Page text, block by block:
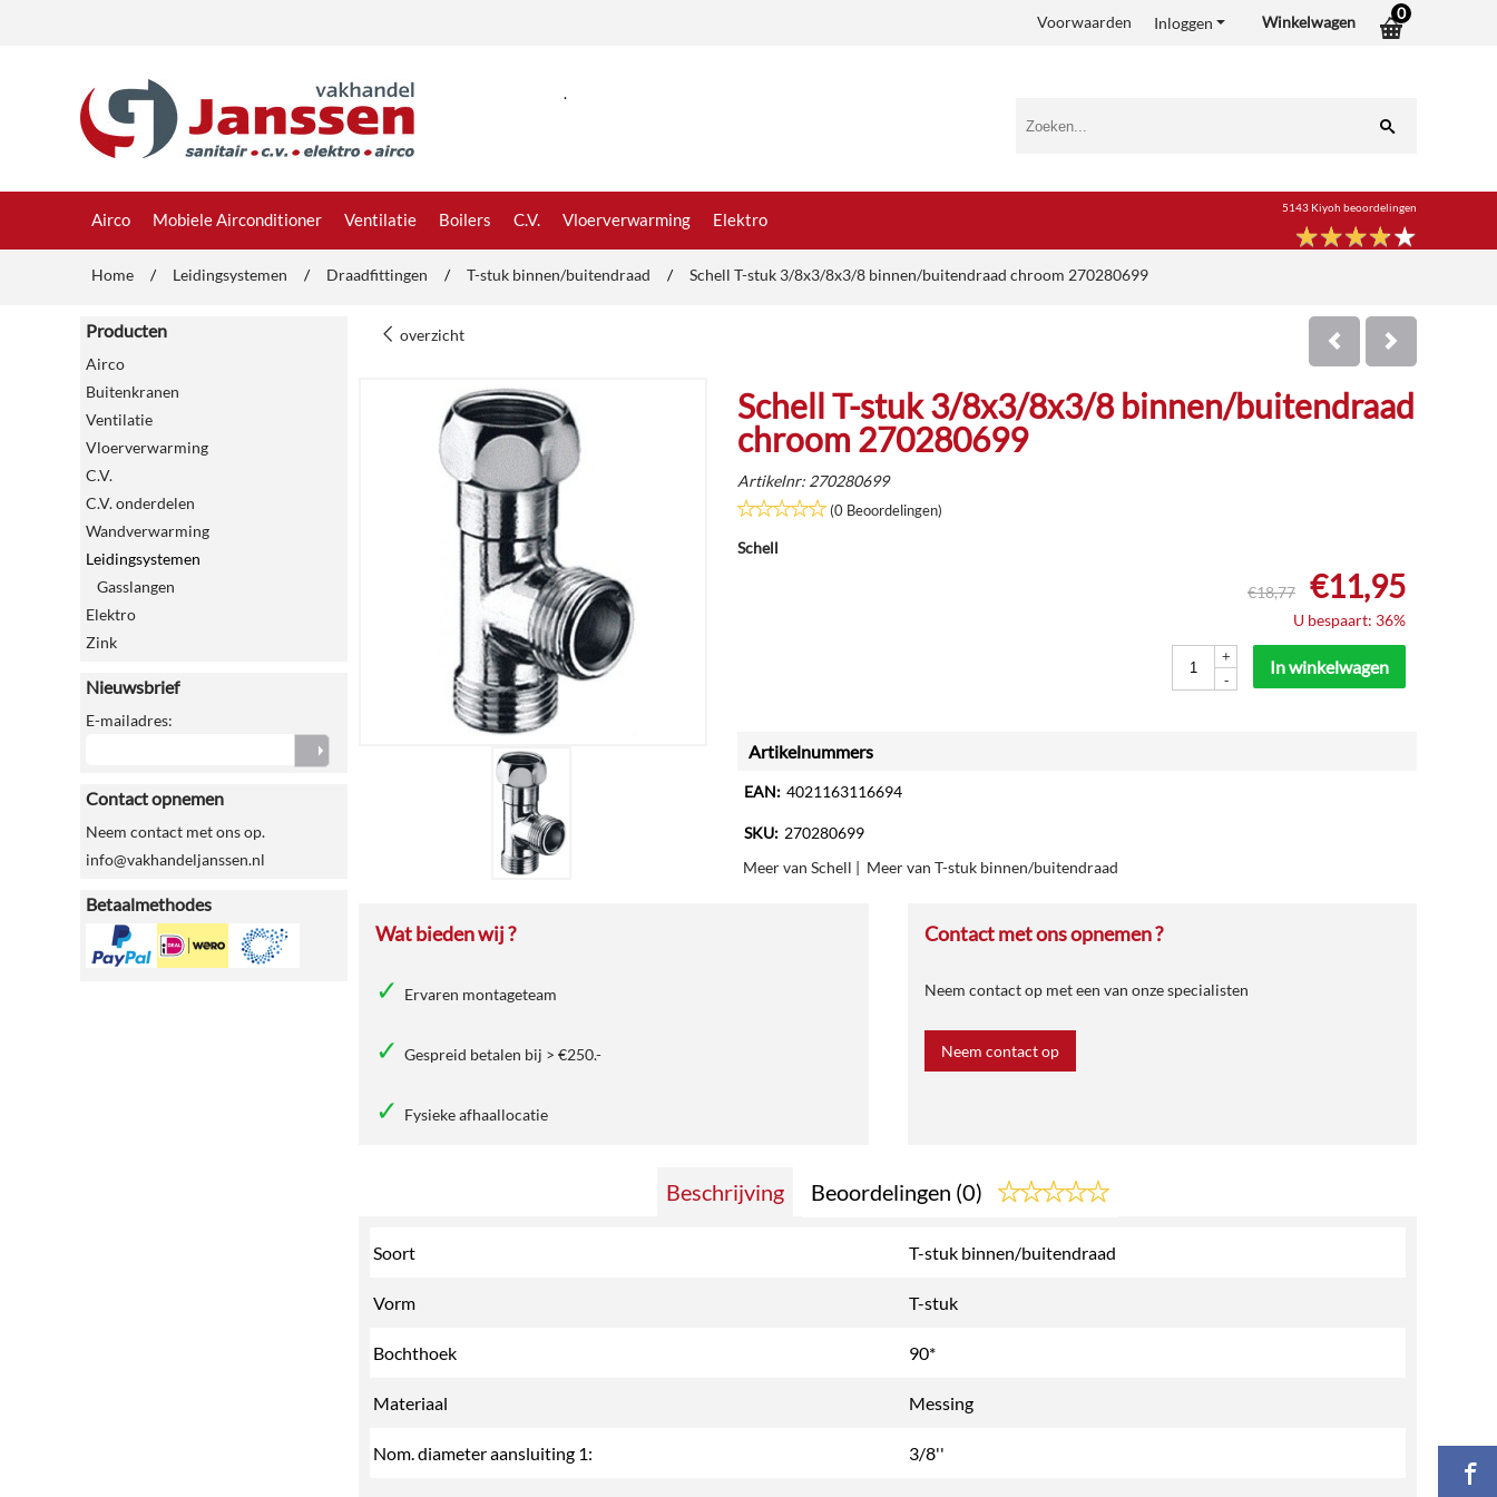
Winkelwagen 0
Inloggen
Voorwaarden
.
Airco Mobiele Airconditioner Ventilatie Boilers C.V. Vloerverwarming Elektro
5143 Kiyoh beoordelingen
★★★★★
★★★★★
Home / Leidingsystemen / Draadfittingen / T-stuk binnen/buitendraad / Schell T-stuk 3/8x3/8x3/8 binnen/buitendraad chroom 270280699
Producten
Airco
Buitenkranen
Ventilatie
Vloerverwarming
C.V.
C.V. onderdelen
Wandverwarming
Leidingsystemen
Gasslangen
Elektro
Zink
Nieuwsbrief
E-mailadres:
Contact opnemen
Neem contact met ons op.
info@vakhandeljanssen.nl
Betaalmethodes
overzicht
Schell T-stuk 3/8x3/8x3/8 binnen/buitendraad
chroom 270280699
Artikelnr: 270280699
(0 Beoordelingen)
Schell
€18,77 €11,95
U bespaart: 36%
+
-
In winkelwagen
Artikelnummers
EAN: 4021163116694
SKU: 270280699
Meer van Schell | Meer van T-stuk binnen/buitendraad
Wat bieden wij ?
Ervaren montageteam
Gespreid betalen bij > €250.-
Fysieke afhaallocatie
Contact met ons opnemen ?
Neem contact op met een van onze specialisten
Neem contact op
Beschrijving Beoordelingen (0)
Soort T-stuk binnen/buitendraad
Vorm T-stuk
Bochthoek 90*
Materiaal Messing
Nom. diameter aansluiting 1: 3/8''